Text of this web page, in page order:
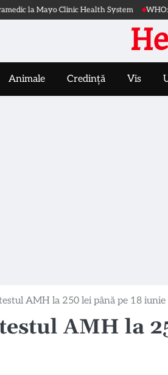
Mayo Clinic Health System WHO: Evitați
Animale Credință Vis
AMH la 250 lei până pe 18 iunie
AMH la